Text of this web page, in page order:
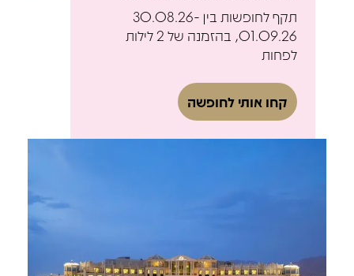
תקף לחופשות בין 30.08.26-
01.09.26, בהזמנה של 2 לילות
לפחות
קחו אותי לחופשה